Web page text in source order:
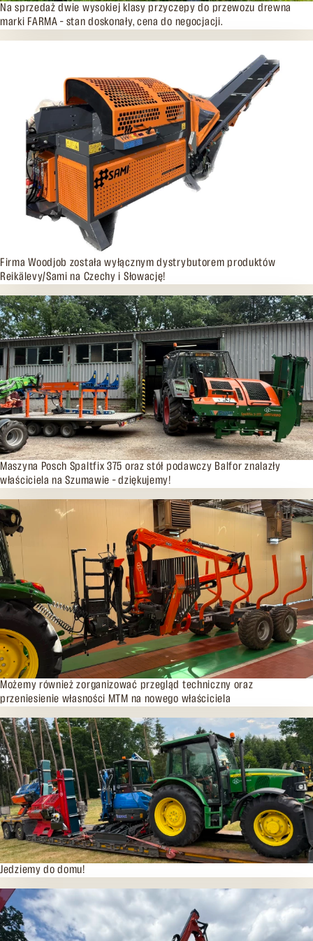
09.07.2026
Na sprzedaż dwie wysokiej klasy przyczepy do przewozu drewna
marki FARMA – stan doskonały, cena do negocjacji.
02.07.2026
Firma Woodjob została wyłącznym dystrybutorem produktów
Reikälevy/Sami na Czechy i Słowację!
30.06.2026
Maszyna Posch Spaltfix 375 oraz stół podawczy Balfor znalazły
właściciela na Szumawie – dziękujemy!
27.06.2026
Możemy również zorganizować przegląd techniczny oraz
przeniesienie własności MTM na nowego właściciela
21.06.2026
Jedziemy do domu!